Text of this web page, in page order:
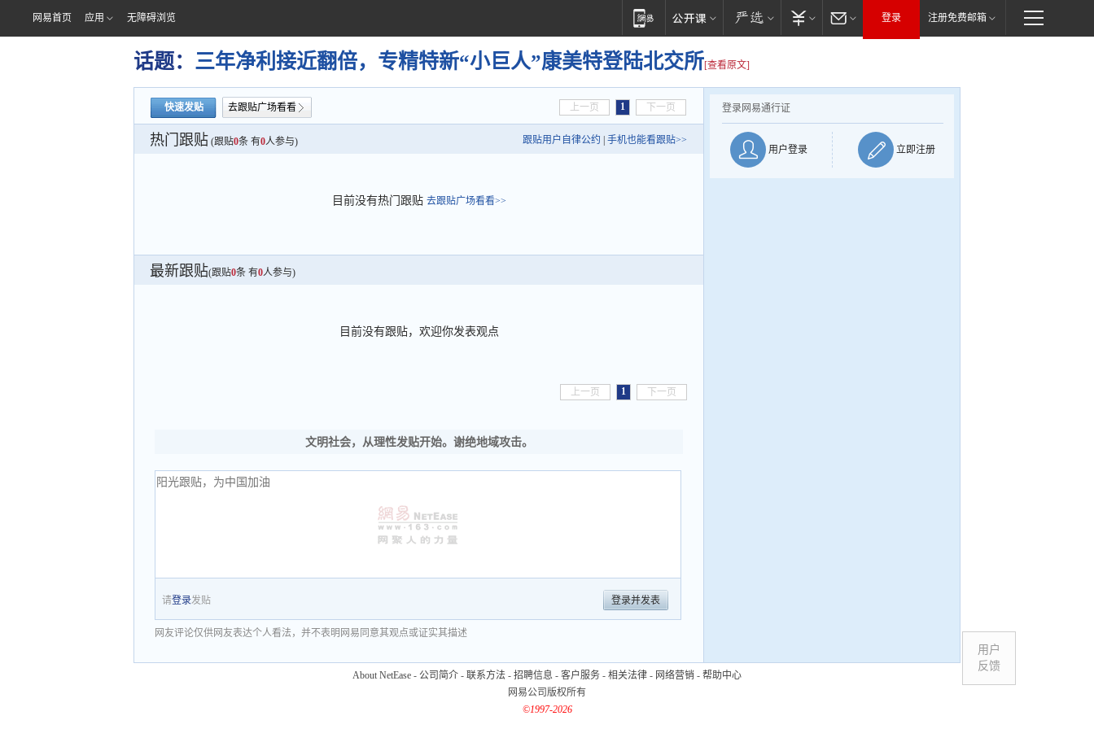
网易首页 应用 无障碍浏览 登录 注册免费邮箱
话题： 三年净利接近翻倍，专精特新“小巨人”康美特登陆北交所[查看原文]
快速发贴 去跟贴广场看看 上一页 1 下一页
热门跟贴 (跟贴0条 有0人参与) 跟贴用户自律公约 手机也能看跟贴>>
目前没有热门跟贴 去跟贴广场看看>>
最新跟贴(跟贴0条 有0人参与)
目前没有跟贴，欢迎你发表观点
上一页 1 下一页
文明社会，从理性发贴开始。谢绝地域攻击。
请登录发贴 登录并发表
网友评论仅供网友表达个人看法，并不表明网易同意其观点或证实其描述
登录网易通行证
用户登录 立即注册
用户
反馈
About NetEase - 公司简介 - 联系方法 - 招聘信息 - 客户服务 - 相关法律 - 网络营销 - 帮助中心
网易公司版权所有
©1997-2026